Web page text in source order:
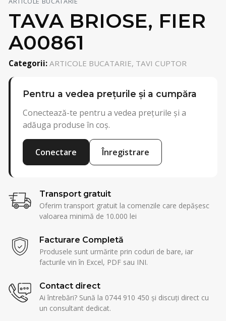
TAVA BRIOSE, FIER
A00861
Categorii: ARTICOLE BUCATARIE, TAVI CUPTOR
Pentru a vedea prețurile și a cumpăra
Conectează-te pentru a vedea prețurile și a
adăuga produse în coș.
Conectare Înregistrare
Transport gratuit
Oferim transport gratuit la comenzile care depășesc
valoarea minimă de 10.000 lei
Facturare Completă
Produsele sunt urmărite prin coduri de bare, iar
facturile vin în Excel, PDF sau INI.
Contact direct
Ai întrebări? Sună la 0744 910 450 și discuți direct cu
un consultant dedicat.